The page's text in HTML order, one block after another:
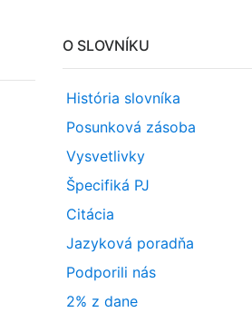
O SLOVNÍKU
História slovníka
Posunková zásoba
Vysvetlivky
Špecifiká PJ
Citácia
Jazyková poradňa
Podporili nás
2% z dane